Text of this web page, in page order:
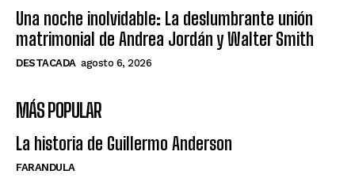
Una noche inolvidable: La deslumbrante unión
matrimonial de Andrea Jordán y Walter Smith
DESTACADA agosto 6, 2026
MÁS POPULAR
La historia de Guillermo Anderson
FARANDULA